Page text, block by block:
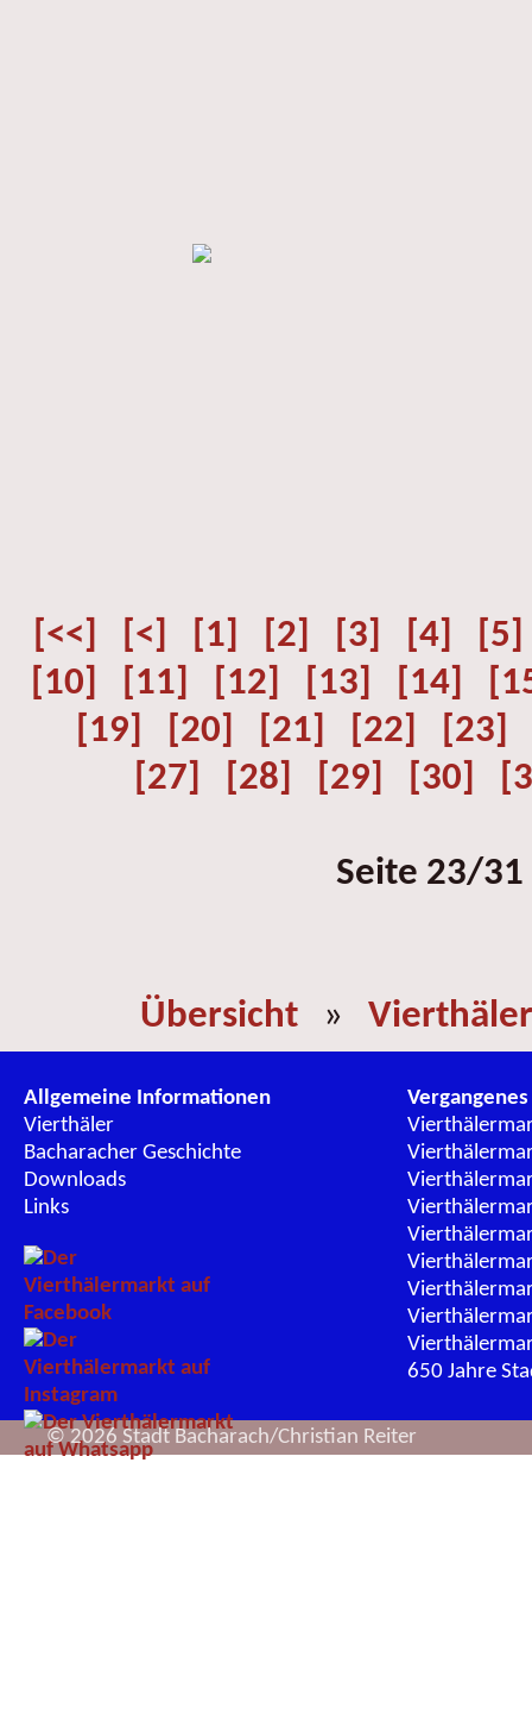
[<<] [<] [1] [2] [3] [4]
[5]
[10]
[11] [12] [13] [14]
[19]
[20] [21] [22]
[23]
[27]
[28] [29] [30]
Seite 23/31
Übersicht »
Allgemeine Informationen
Vierthäler
Bacharacher Geschichte
Downloads
Links
Vergangenes
650 Jahre
© 2026 Stadt Bacharach/Christian Reiter